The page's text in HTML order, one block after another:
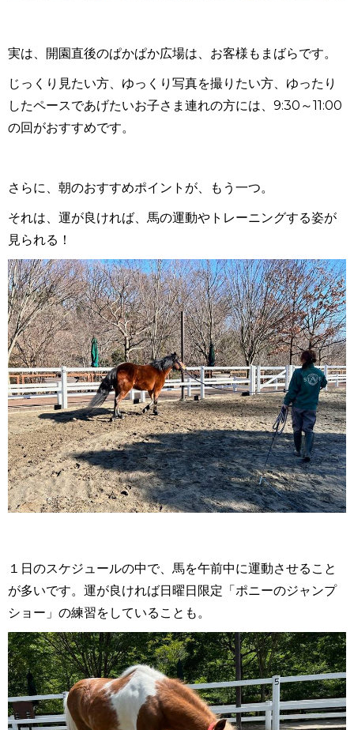
実は、開園直後のぱかぱか広場は、お客様もまばらです。
じっくり見たい方、ゆっくり写真を撮りたい方、ゆったり
したペースであげたいお子さま連れの方には、9:30～11:00
の回がおすすめです。
さらに、朝のおすすめポイントが、もう一つ。
それは、運が良ければ、馬の運動やトレーニングする姿が
見られる！
１日のスケジュールの中で、馬を午前中に運動させること
が多いです。運が良ければ日曜日限定「ポニーのジャンプ
ショー」の練習をしていることも。